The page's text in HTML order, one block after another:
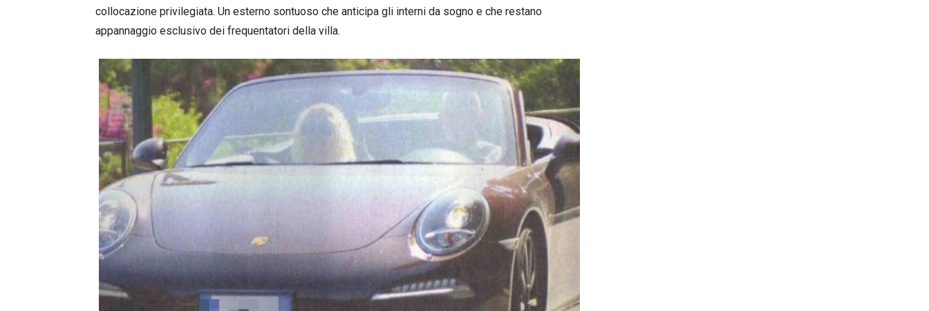
collocazione privilegiata. Un esterno sontuoso che anticipa gli interni da sogno e che restano
appannaggio esclusivo dei frequentatori della villa.